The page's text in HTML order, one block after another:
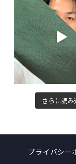
さらに読み
プライバシー